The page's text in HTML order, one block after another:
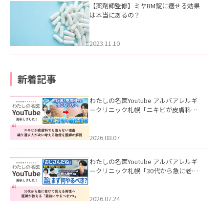
【薬剤師監修】ミヤBM錠に痩せる効果
は本当にあるの？
2023.11.10
新着記事
わたしの名医Youtube アルバアレルギ
ークリニック札幌「ニキビが皮膚科で
ました。
2026.08.07
わたしの名医Youtube アルバアレルギ
ークリニック札幌「30代から急に老け
た。
2026.07.24